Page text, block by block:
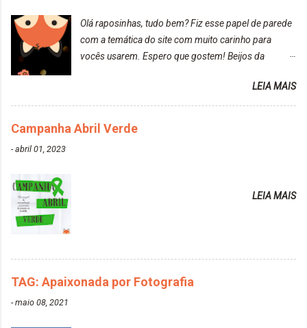
caseira-cronograma-capilar.html ). Foi difícil retirar o
excesso. É uma tintura fácil de aplicar, o cheiro é
agradável. Cabelo antes da descoloração da raiz:
LIBERDADE PARA SER MAIS VOCÊ 10.04 LOURO
Olá raposinhas, tudo bem? Fiz esse papel de parede
com a temática do site com muito carinho para
vocês usarem. Espero que gostem! Beijos da
LEIA MAIS
Campanha Abril Verde
-abril 01, 2023
LEIA MAIS
TAG: Apaixonada por Fotografia
-maio 08, 2021